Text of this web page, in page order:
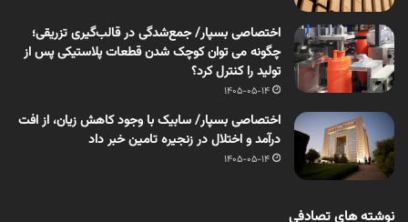
اختصاصی بسپار/ جمع‌شدگی در قالب‌گیری تزریقی؛
چگونه می توان کوچک شدن قطعات پلاستیکی پس از
تولید را کنترل کرد؟
1405-05-14
اختصاصی بسپار/ سابیک با وجود کاهش زیان، از افت
درآمد و اختلال در زنجیره تامین خبر داد
1405-05-14
نوشته های تصادفی